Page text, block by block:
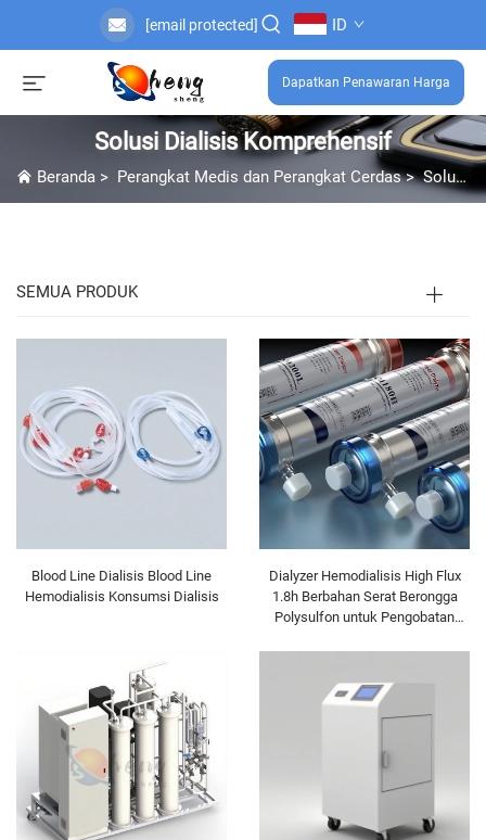
[email protected] ID
Dapatkan Penawaran Harga
Solusi Dialisis Komprehensif
Beranda > Perangkat Medis dan Perangkat Cerdas>Solusi Dialisis Komprehensif
SEMUA PRODUK
Blood Line Dialisis Blood Line
Hemodialisis Konsumsi Dialisis
Dialyzer Hemodialisis High Flux
1.8h Berbahan Serat Berongga
Polysulfon untuk Pengobatan